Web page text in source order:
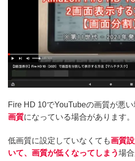
Fire HD 10でYouTubeの画質が悪い
画質になっている場合があります。
低画質に設定していなくても画質
いて、画質が低くなってしまう場